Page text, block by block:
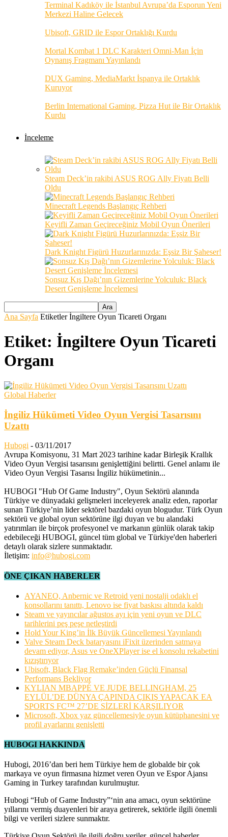
Terminal Kadıköy ile İstanbul Avrupa’da Esporun Yeni
Merkezi Haline Gelecek
Ubisoft, GRID ile Espor Ortaklığı Kurdu
Mortal Kombat 1 DLC Karakteri Omni-Man İçin
Oynanış Fragmanı Yayınlandı
DUX Gaming, MediaMarkt İspanya ile Ortaklık
Kuruyor
Berlin International Gaming, Pizza Hut ile Bir Ortaklık
Kurdu
İnceleme
Steam Deck’in rakibi ASUS ROG Ally Fiyatı Belli
Oldu
Minecraft Legends Başlangıç Rehberi
Keyifli Zaman Geçireceğiniz Mobil Oyun Önerileri
Dark Knight Figürü Huzurlarınızda: Eşsiz Bir Şaheser!
Sonsuz Kış Dağı’nın Gizemlerine Yolculuk: Black
Desert Genişleme İncelemesi
Ana Sayfa Etiketler İngiltere Oyun Ticareti Organı
Etiket: İngiltere Oyun Ticareti
Organı
Global Haberler
İngiliz Hükümeti Video Oyun Vergisi Tasarısını
Uzattı
Hubogi - 03/11/2017
Avrupa Komisyonu, 31 Mart 2023 tarihine kadar Birleşik Krallık
Video Oyun Vergisi tasarısını genişlettiğini belirtti. Genel anlamı ile
Video Oyun Vergisi Tasarısı İngiliz hükümetinin...
HUBOGI "Hub Of Game Industry", Oyun Sektörü alanında
Türkiye ve dünyadaki gelişmeleri inceleyerek analiz eden, raporlar
sunan Türkiye’nin lider sektörel bazdaki oyun blogudur. Türk Oyun
sektörü ve global oyun sektörüne ilgi duyan ve bu alandaki
yatırımları ile birçok profesyonel ve markanın günlük olarak takip
edebileceği HUBOGI, güncel tüm global ve Türkiye'den haberleri
detaylı olarak sizlere sunmaktadır.
İletişim: info@hubogi.com
ÖNE ÇIKAN HABERLER
AYANEO, Anbernic ve Retroid yeni nostalji odaklı el
konsollarını tanıttı, Lenovo ise fiyat baskısı altında kaldı
Steam ve yayıncılar ağustos ayı için yeni oyun ve DLC
tarihlerini peş peşe netleştirdi
Hold Your King’in İlk Büyük Güncellemesi Yayınlandı
Valve Steam Deck bataryasını iFixit üzerinden satmaya
devam ediyor, Asus ve OneXPlayer ise el konsolu rekabetini
kızıştırıyor
Ubisoft, Black Flag Remake’inden Güçlü Finansal
Performans Bekliyor
KYLIAN MBAPPÉ VE JUDE BELLINGHAM, 25
EYLÜL’DE DÜNYA ÇAPINDA ÇIKIŞ YAPACAK EA
SPORTS FC™ 27’DE SİZLERİ KARŞILIYOR
Microsoft, Xbox yaz güncellemesiyle oyun kütüphanesini ve
profil ayarlarını genişletti
HUBOGI HAKKINDA
Hubogi, 2016’dan beri hem Türkiye hem de globalde bir çok
markaya ve oyun firmasına hizmet veren Oyun ve Espor Ajansı
Gaming in Turkey tarafından kurulmuştur.
Hubogi “Hub of Game Industry”‘nin ana amacı, oyun sektörüne
yıllarını vermiş duayenleri bir araya getirerek, sektörle ilgili önemli
bilgi ve verileri sizlere sunmaktır.